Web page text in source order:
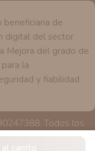
carrito
beneficiaria de
digital del sector
Mejora del grado de
la
y fiabilidad
Todos los